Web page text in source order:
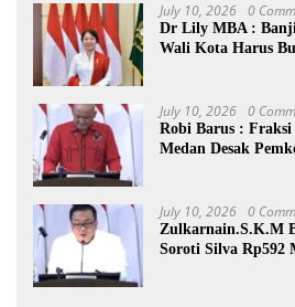
July 10, 2026 0
Dr Lily MBA :
Wali Kota Harus
July 10, 2026 0
Robi Barus :
Medan Desak
July 10, 2026 0
Zulkarnain.S.K.M
Soroti Silva Rp592